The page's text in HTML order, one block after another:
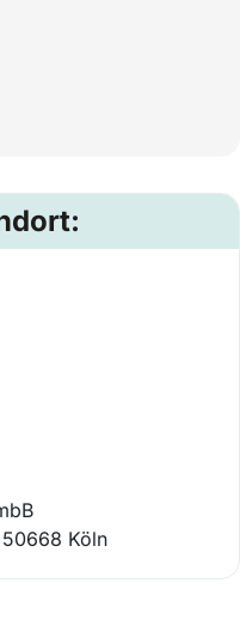
50668 Köln